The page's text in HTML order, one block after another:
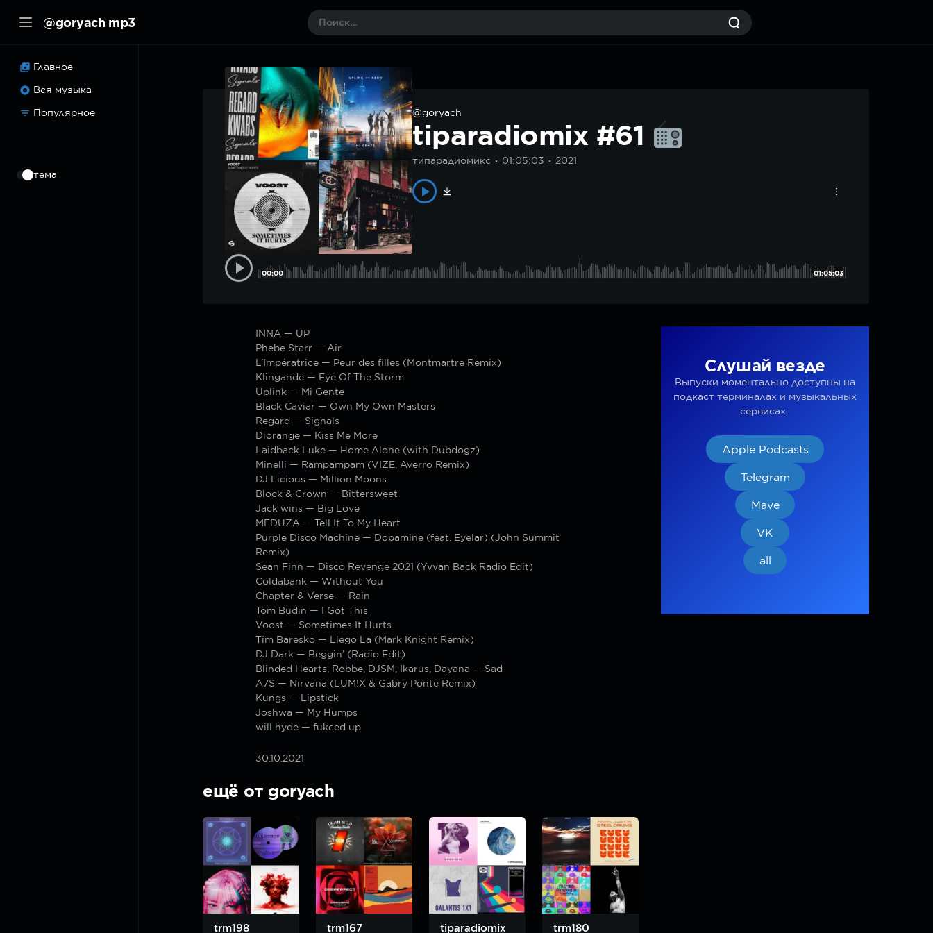
@goryach mp3
Главное
Вся музыка
Популярное
тема
@goryach
tiparadiomix #61
типарадиомикс 01:05:03 2021
00:00 01:05:03
INNA — UP
Phebe Starr — Air
L’Impératrice — Peur des filles (Montmartre Remix)
Klingande — Eye Of The Storm
Uplink — Mi Gente
Black Caviar — Own My Own Masters
Regard — Signals
Diorange — Kiss Me More
Laidback Luke — Home Alone (with Dubdogz)
Minelli — Rampampam (VIZE, Averro Remix)
DJ Licious — Million Moons
Block & Crown — Bittersweet
Jack wins — Big Love
MEDUZA — Tell It To My Heart
Purple Disco Machine — Dopamine (feat. Eyelar) (John Summit
Remix)
Sean Finn — Disco Revenge 2021 (Yvvan Back Radio Edit)
Coldabank — Without You
Chapter & Verse — Rain
Tom Budin — I Got This
Voost — Sometimes It Hurts
Tim Baresko — Llego La (Mark Knight Remix)
DJ Dark — Beggin’ (Radio Edit)
Blinded Hearts, Robbe, DJSM, Ikarus, Dayana — Sad
A7S — Nirvana (LUM!X & Gabry Ponte Remix)
Kungs — Lipstick
Joshwa — My Humps
will hyde — fukced up
30.10.2021
ещё от goryach
trm198
trm167
tiparadiomix
trm180
Слушай везде
Выпуски моментально доступны на
подкаст терминалах и музыкальных
сервисах.
Apple Podcasts
Telegram
Mave
VK
all